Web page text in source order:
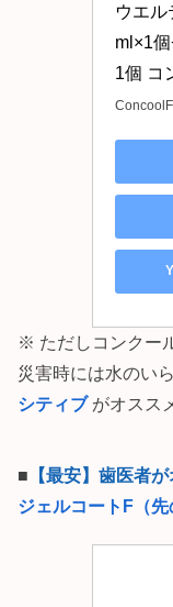
ウエ
ml×1
1個 コ
ConcoolF
※ ただしコンクー
災害時には水のい
シティブ がオスス
■ 【最安】歯医者
ジェルコートF（先